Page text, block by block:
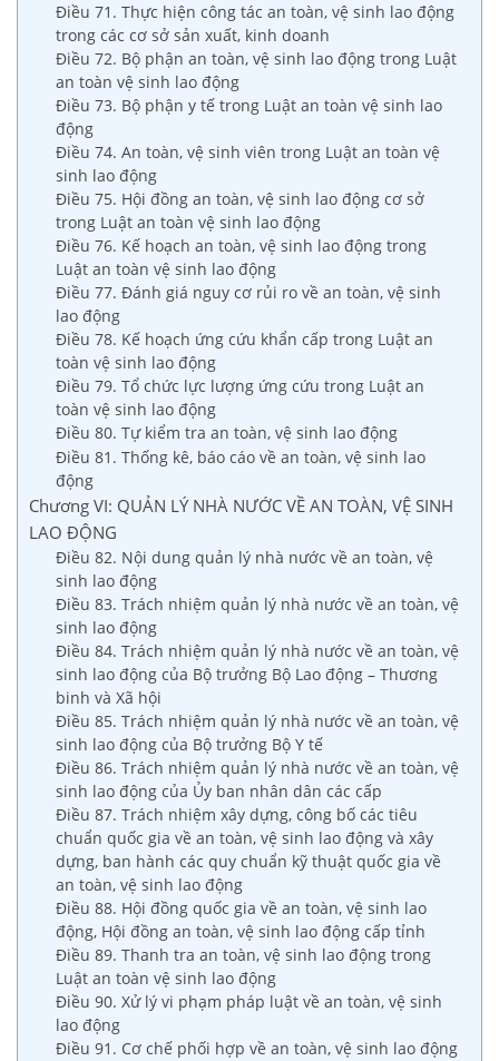
Điều 71. Thực hiện công tác an toàn, vệ sinh lao động
trong các cơ sở sản xuất, kinh doanh
Điều 72. Bộ phận an toàn, vệ sinh lao động trong Luật
an toàn vệ sinh lao động
Điều 73. Bộ phận y tế trong Luật an toàn vệ sinh lao
động
Điều 74. An toàn, vệ sinh viên trong Luật an toàn vệ
sinh lao động
Điều 75. Hội đồng an toàn, vệ sinh lao động cơ sở
trong Luật an toàn vệ sinh lao động
Điều 76. Kế hoạch an toàn, vệ sinh lao động trong
Luật an toàn vệ sinh lao động
Điều 77. Đánh giá nguy cơ rủi ro về an toàn, vệ sinh
lao động
Điều 78. Kế hoạch ứng cứu khẩn cấp trong Luật an
toàn vệ sinh lao động
Điều 79. Tổ chức lực lượng ứng cứu trong Luật an
toàn vệ sinh lao động
Điều 80. Tự kiểm tra an toàn, vệ sinh lao động
Điều 81. Thống kê, báo cáo về an toàn, vệ sinh lao
động
Chương VI: QUẢN LÝ NHÀ NƯỚC VỀ AN TOÀN, VỆ SINH
LAO ĐỘNG
Điều 82. Nội dung quản lý nhà nước về an toàn, vệ
sinh lao động
Điều 83. Trách nhiệm quản lý nhà nước về an toàn, vệ
sinh lao động
Điều 84. Trách nhiệm quản lý nhà nước về an toàn, vệ
sinh lao động của Bộ trưởng Bộ Lao động – Thương
binh và Xã hội
Điều 85. Trách nhiệm quản lý nhà nước về an toàn, vệ
sinh lao động của Bộ trưởng Bộ Y tế
Điều 86. Trách nhiệm quản lý nhà nước về an toàn, vệ
sinh lao động của Ủy ban nhân dân các cấp
Điều 87. Trách nhiệm xây dựng, công bố các tiêu
chuẩn quốc gia về an toàn, vệ sinh lao động và xây
dựng, ban hành các quy chuẩn kỹ thuật quốc gia về
an toàn, vệ sinh lao động
Điều 88. Hội đồng quốc gia về an toàn, vệ sinh lao
động, Hội đồng an toàn, vệ sinh lao động cấp tỉnh
Điều 89. Thanh tra an toàn, vệ sinh lao động trong
Luật an toàn vệ sinh lao động
Điều 90. Xử lý vi phạm pháp luật về an toàn, vệ sinh
lao động
Điều 91. Cơ chế phối hợp về an toàn, vệ sinh lao động